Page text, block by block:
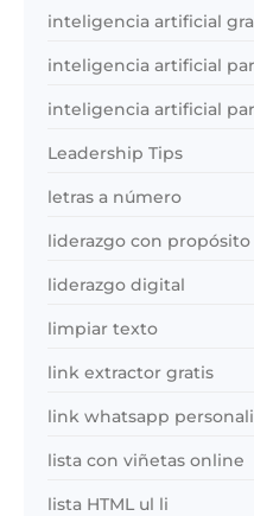
inteligencia artificial
inteligencia artificial
inteligencia artificial
Leadership Tips
letras a número
liderazgo con propósito
liderazgo digital
limpiar texto
link extractor gratis
link whatsapp
lista con viñetas online
lista HTML ul li